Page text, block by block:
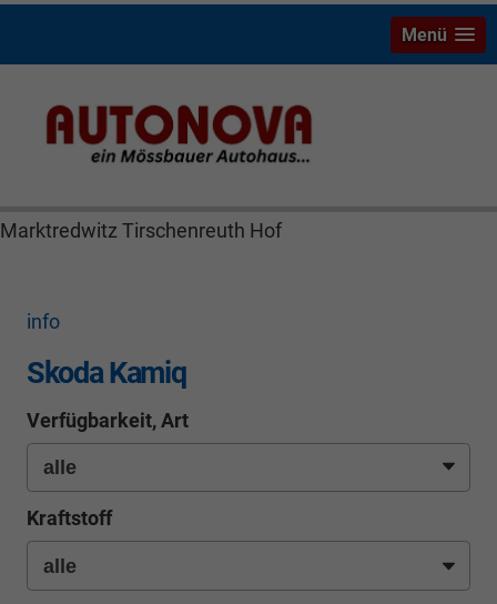
Skoda Kamiq Bayreuth Nützel Mössbauer Autonova
Brucker Räthel MGS Autohaus günstig Finanzierung
Marktredwitz Tirschenreuth Hof
Menü
info
Skoda Kamiq
Verfügbarkeit, Art
Kraftstoff